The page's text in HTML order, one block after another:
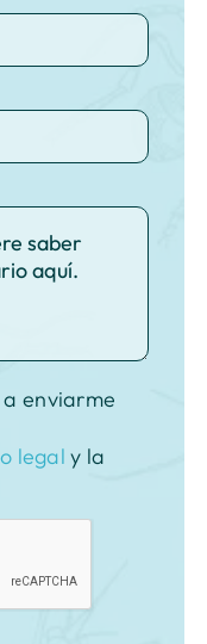
enviarme
legal y la